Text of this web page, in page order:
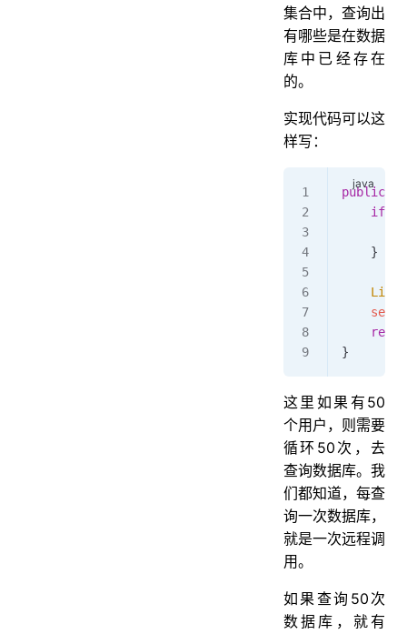
集合中，查询出
有哪些是在数据
库中已经存在
的。
实现代码可以这
样写：
public
    if
    }
    List
}
这里如果有50
个用户，则需要
循环50次，去
查询数据库。我
们都知道，每查
询一次数据库，
就是一次远程调
用。
如果查询50次
数据库，就有